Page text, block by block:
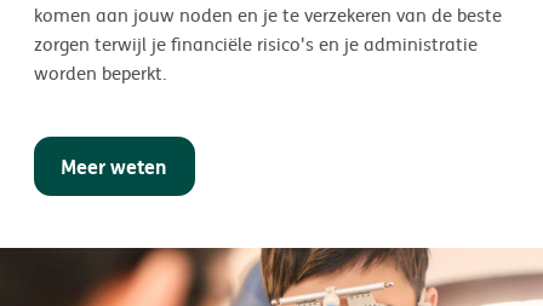
komen aan jouw noden en je te verzekeren van de beste
zorgen terwijl je financiële risico's en je administratie
worden beperkt.
Meer weten